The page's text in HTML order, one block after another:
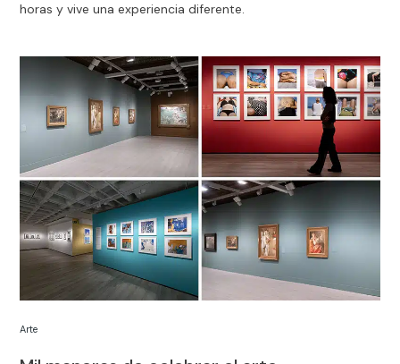
horas y vive una experiencia diferente.
Arte